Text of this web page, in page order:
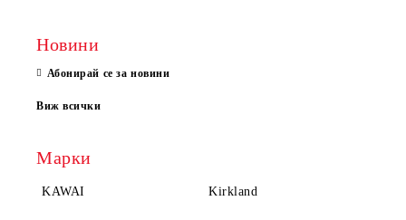
Новини
Абонирай се за новини
Виж всички
Марки
KAWAI Kirkland